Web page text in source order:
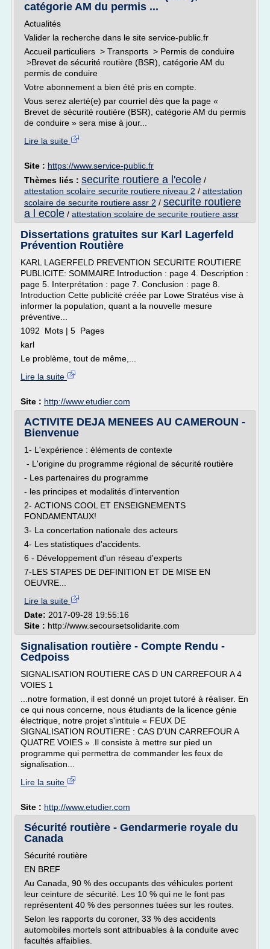
catégorie AM du permis ...
Actualités
Valider la recherche dans le site service-public.fr
Accueil particuliers > Transports > Permis de conduire
>Brevet de sécurité routière (BSR), catégorie AM du
permis de conduire
Votre abonnement a bien été pris en compte.
Vous serez alerté(e) par courriel dès que la page «
Brevet de sécurité routière (BSR), catégorie AM du permis
de conduire » sera mise à jour...
Lire la suite
Site : https://www.service-public.fr
Thèmes liés : securite routiere a l'ecole /
attestation scolaire securite routiere niveau 2 / attestation
scolaire de securite routiere assr 2 / securite routiere
a l ecole / attestation scolaire de securite routiere assr
Dissertations gratuites sur Karl Lagerfeld
Prévention Routière
KARL LAGERFELD PREVENTION SECURITE ROUTIERE
PUBLICITE: SOMMAIRE Introduction : page 4. Description :
page 5. Interprétation : page 7. Conclusion : page 8.
Introduction Cette publicité créée par Lowe Stratéus vise à
informer la population, quant a la nouvelle mesure
préventive...
1092 Mots | 5 Pages
karl
Le problème, tout de même,...
Lire la suite
Site : http://www.etudier.com
ACTIVITE DEJA MENEES AU CAMEROUN -
Bienvenue
1- L'expérience : éléments de contexte
- L'origine du programme régional de sécurité routière
- Les partenaires du programme
- les principes et modalités d'intervention
2- ACTIONS COOL ET ENSEIGNEMENTS
FONDAMENTAUX!
3- La concertation nationale des acteurs
4- Les statistiques d'accidents.
6 - Développement d'un réseau d'experts
7-LES STAPES DE DEFINITION ET DE MISE EN
OEUVRE...
Lire la suite
Date: 2017-09-28 19:55:16
Site : http://www.secoursetsolidarite.com
Signalisation routière - Compte Rendu -
Cedpoiss
SIGNALISATION ROUTIERE CAS D UN CARREFOUR A 4
VOIES 1
...notre formation, il est donné un projet tutoré à réaliser. En
ce qui nous concerne, nous étudiants de la licence génie
électrique, notre projet s'intitule « FEUX DE
SIGNALISATION ROUTIERE : CAS D'UN CARREFOUR A
QUATRE VOIES » .Il consiste à mettre sur pied un
programme qui permettra de commander les feux de
signalisation...
Lire la suite
Site : http://www.etudier.com
Sécurité routière - Gendarmerie royale du
Canada
Sécurité routière
EN BREF
Au Canada, 90 % des occupants des véhicules portent
leur ceinture de sécurité. Les 10 % qui ne le font pas
représentent 40 % des personnes tuées sur les routes.
Selon les rapports du coroner, 33 % des accidents
automobiles mortels sont attribuables à la conduite avec
facultés affaiblies.